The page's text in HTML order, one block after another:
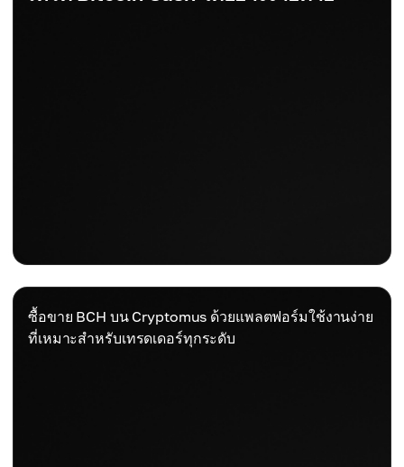
ซื้อขาย BCH บน Cryptomus ด้วยแพลตฟอร์มใช้งานง่าย
ที่เหมาะสำหรับเทรดเดอร์ทุกระดับ